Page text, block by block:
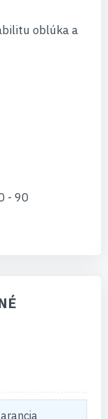
oblúka a
- 90